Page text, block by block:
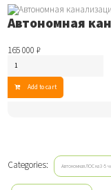
Автономная
165 000₽
канализация
"Тверь"
0,75
ПНМ
Add to cart
Categories: Автономная ЛОС на 3-5